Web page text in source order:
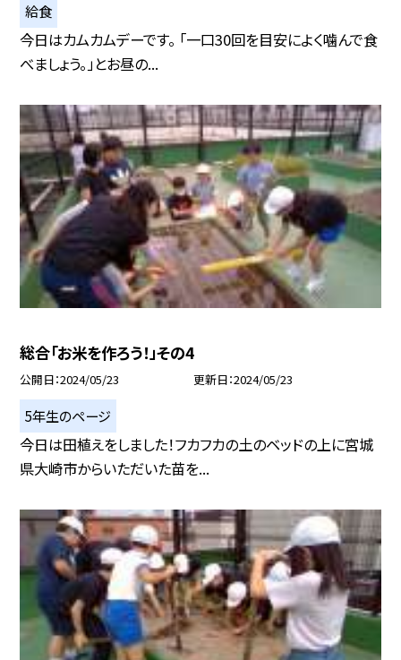
給食
今日はカムカムデーです。 「一口30回を目安によく噛んで食
べましょう。」とお昼の...
総合「お米を作ろう！」その4
公開日 2024/05/23 更新日 2024/05/23
5年生のページ
今日は田植えをしました！フカフカの土のベッドの上に宮城
県大崎市からいただいた苗を...